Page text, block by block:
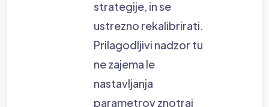
strategije, in se
ustrezno rekalibrirati.
Prilagodljivi nadzor tu
ne zajema le
nastavljanja
parametrov znotraj